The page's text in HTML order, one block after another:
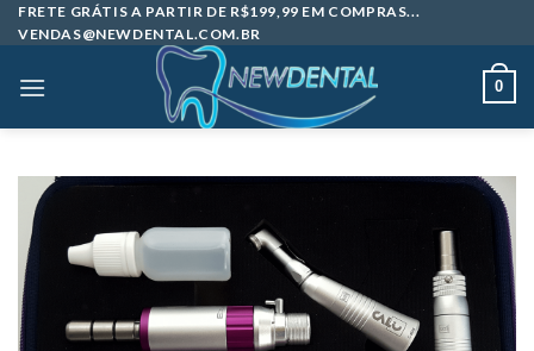
Skip
to
FRETE GRÁTIS A PARTIR DE R$199,99 EM COMPRAS...
VENDAS@NEWDENTAL.COM.BR
0